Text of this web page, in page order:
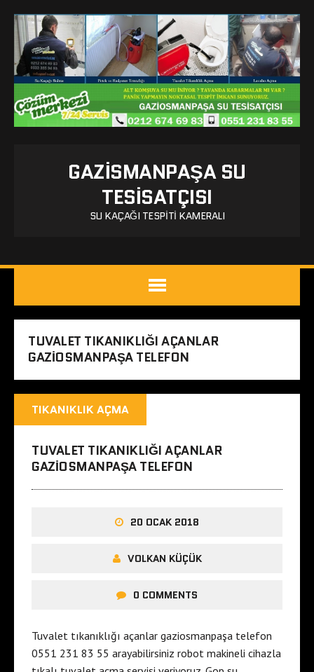
GAZISMANPAŞA SU
TESISATÇISI
SU KAÇAĞI TESPITI KAMERALI
TUVALET TIKANIKLIĞI AÇANLAR
GAZIOSMANPAŞA TELEFON
TIKANIKLIK AÇMA
TUVALET TIKANIKLIĞI AÇANLAR
GAZIOSMANPAŞA TELEFON
20 OCAK 2018
VOLKAN KÜÇÜK
0 COMMENTS
Tuvalet tıkanıklığı açanlar gaziosmanpaşa telefon
0551 231 83 55 arayabilirsiniz robot makineli cihazla